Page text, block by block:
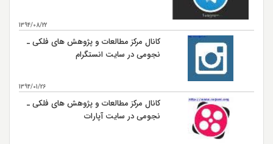
1394/08/22
کانال مرکز مطالعات و پژوهش های فلکی ـ
نجومی در سایت انستگرام
1394/01/26
کانال مرکز مطالعات و پژوهش های فلکی ـ
نجومی در سایت آپارات